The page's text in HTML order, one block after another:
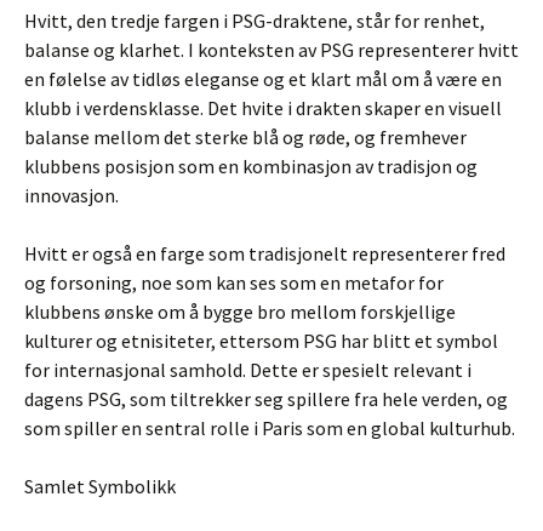
Hvitt, den tredje fargen i PSG-draktene, står for renhet,
balanse og klarhet. I konteksten av PSG representerer hvitt
en følelse av tidløs eleganse og et klart mål om å være en
klubb i verdensklasse. Det hvite i drakten skaper en visuell
balanse mellom det sterke blå og røde, og fremhever
klubbens posisjon som en kombinasjon av tradisjon og
innovasjon.
Hvitt er også en farge som tradisjonelt representerer fred
og forsoning, noe som kan ses som en metafor for
klubbens ønske om å bygge bro mellom forskjellige
kulturer og etnisiteter, ettersom PSG har blitt et symbol
for internasjonal samhold. Dette er spesielt relevant i
dagens PSG, som tiltrekker seg spillere fra hele verden, og
som spiller en sentral rolle i Paris som en global kulturhub.
Samlet Symbolikk